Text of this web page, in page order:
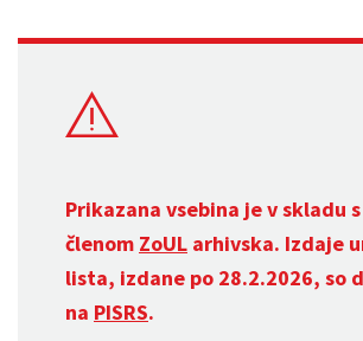
Prikazana vsebina je v skladu
členom ZoUL arhivska. Izdaje
lista, izdane po 28.2.2026, so
na PISRS.